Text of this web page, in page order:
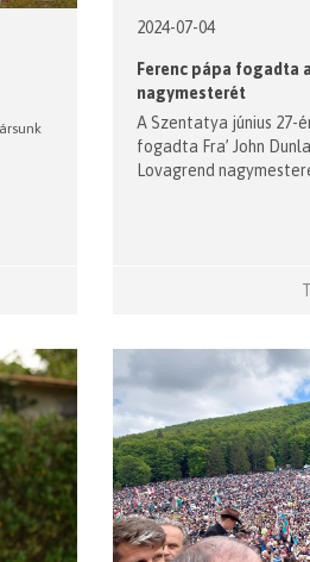
2024-07-04
Ferenc pápa fogadta
nagymesterét
A Szentatya június 27-
fogadta Fra’ John
Lovagrend